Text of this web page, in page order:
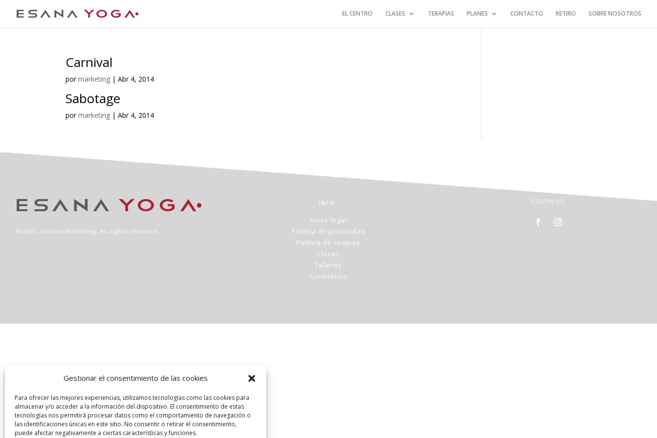
Gestionar el consentimiento de las cookies
Para ofrecer las mejores experiencias, utilizamos tecnologías como las cookies para
almacenar y/o acceder a la información del dispositivo. El consentimiento de estas
tecnologías nos permitirá procesar datos como el comportamiento de navegación o
las identificaciones únicas en este sitio. No consentir o retirar el consentimiento,
puede afectar negativamente a ciertas características y funciones.
EL CENTRO CLASES TERAPIAS PLANES CONTACTO RETIRO SOBRE NOSOTROS
Carnival
pormarketing |Abr 4, 2014
Sabotage
pormarketing |Abr 4, 2014
© 2025, Garbau Marketing. All rights reserved.
INFO
Aviso legal
Política de privacidad
Política de cookies
Clases
Talleres
Conócenos
FOLLOW US!